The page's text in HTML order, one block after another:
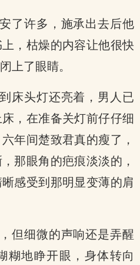
了许多，施承出去后他
，枯燥的内容让他很快
上了眼睛。
床头灯还亮着，男人已
，在准备关灯前仔仔细
年间楚致君真的瘦了，
那眼角的疤痕淡淡的，
感受到那明显变薄的肩
但细微的声响还是弄醒
糊地睁开眼，身体转向